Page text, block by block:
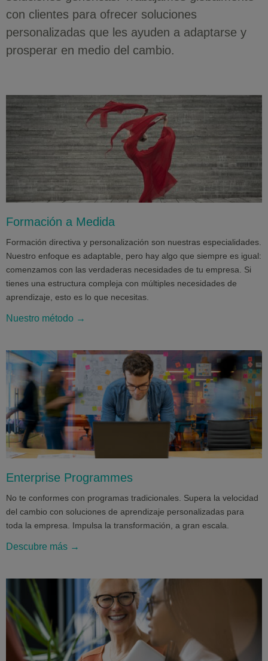
con clientes para ofrecer soluciones
personalizadas que les ayuden a adaptarse y
prosperar en medio del cambio.
Formación a Medida
Formación directiva y personalización son nuestras especialidades.
Nuestro enfoque es adaptable, pero hay algo que siempre es igual:
comenzamos con las verdaderas necesidades de tu empresa. Si
tienes una estructura compleja con múltiples necesidades de
aprendizaje, esto es lo que necesitas.
Nuestro método →
Enterprise Programmes
No te conformes con programas tradicionales. Supera la velocidad
del cambio con soluciones de aprendizaje personalizadas para
toda la empresa. Impulsa la transformación, a gran escala.
Descubre más →